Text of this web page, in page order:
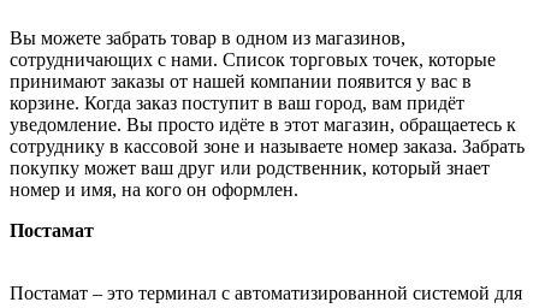
Вы можете забрать товар в одном из магазинов,
сотрудничающих с нами. Список торговых точек, которые
принимают заказы от нашей компании появится у вас в
корзине. Когда заказ поступит в ваш город, вам придёт
уведомление. Вы просто идёте в этот магазин, обращаетесь к
сотруднику в кассовой зоне и называете номер заказа. Забрать
покупку может ваш друг или родственник, который знает
номер и имя, на кого он оформлен.
Постамат
Постамат – это терминал с автоматизированной системой для